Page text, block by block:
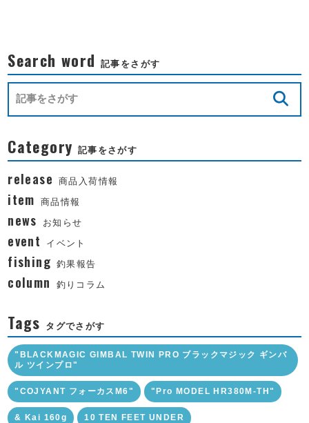
Search word 記事をさがす
Category 記事をさがす
release 商品入荷情報
item 商品情報
news お知らせ
event イベント
fishing 釣果報告
column 釣りコラム
Tags タグでさがす
"BLACKMAGIC GIMBAL TWIN PRO ブラックマジック ギンバ
ル ツインプロ"
"COJYANT フォーカスM6" "Pro MODEL HR380M-TH"
& Kai 160g 10 TEN FEET UNDER